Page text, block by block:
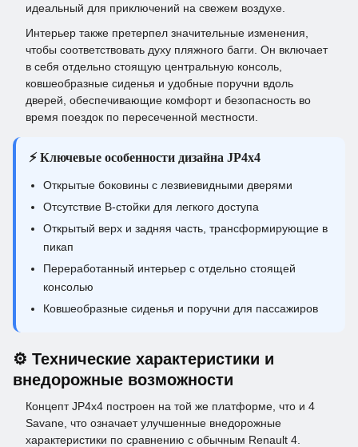
идеальный для приключений на свежем воздухе.
Интерьер также претерпел значительные изменения,
чтобы соответствовать духу пляжного багги. Он включает
в себя отдельно стоящую центральную консоль,
ковшеобразные сиденья и удобные поручни вдоль
дверей, обеспечивающие комфорт и безопасность во
время поездок по пересеченной местности.
⚡ Ключевые особенности дизайна JP4x4
Открытые боковины с лезвиевидными дверями
Отсутствие B-стойки для легкого доступа
Открытый верх и задняя часть, трансформирующие в
пикап
Переработанный интерьер с отдельно стоящей
консолью
Ковшеобразные сиденья и поручни для пассажиров
⚙️ Технические характеристики и
внедорожные возможности
Концепт JP4x4 построен на той же платформе, что и 4
Savane, что означает улучшенные внедорожные
характеристики по сравнению с обычным Renault 4.